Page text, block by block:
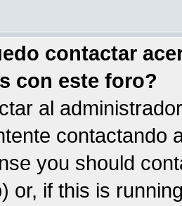
contactar
con este foro?
al
contactando
you should
or, if this is